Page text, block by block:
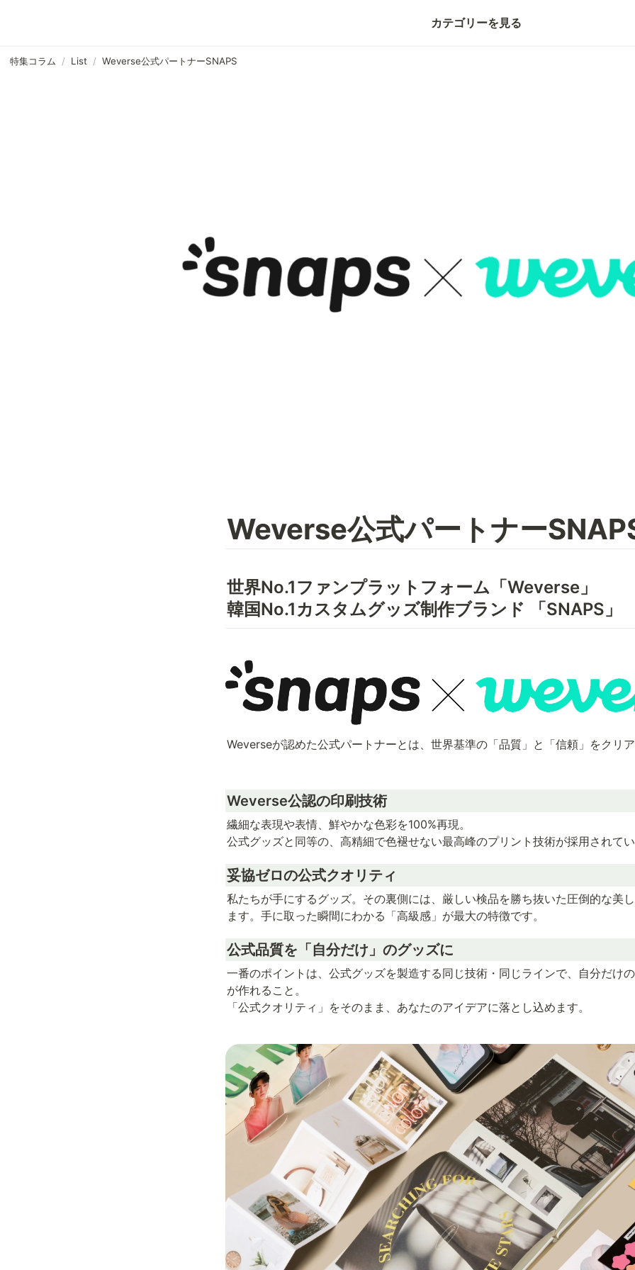
カテゴリーを見る
特集コラム / List / Weverse公式パートナーSNAPS
📝特集コラム
Weverse公式パートナー
世界No.1ファンプラットフォーム「Weverse」
韓国No.1カスタムグッズ制作ブランド 「SNAPS」
Weverseが認めた公式パートナーとは、世界基準の「品質」と「信頼」をクリ
Weverse公認の印刷技術
繊細な表現や表情、鮮やかな色彩を100%再現。
公式グッズと同等の、高精細で色褪せない最高峰のプリント技術が採用されて
妥協ゼロの公式クオリティ
私たちが手にするグッズ。その裏側には、厳しい検品を勝ち抜いた圧倒的な美
ます。手に取った瞬間にわかる「高級感」が最大の特徴です。
公式品質を「自分だけ」のグッズに
一番のポイントは、公式グッズを製造する同じ技術・同じラインで、自分だけ
が作れること。
「公式クオリティ」をそのまま、あなたのアイデアに落とし込めます。